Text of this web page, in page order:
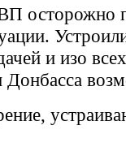
осторожно
и изо
Донбасса